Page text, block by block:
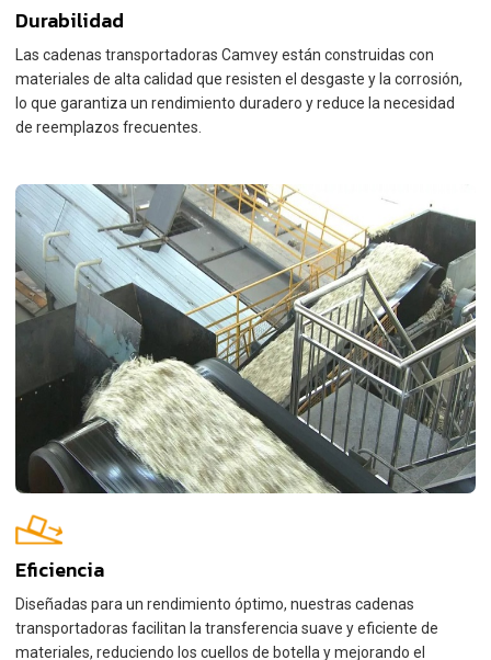
Durabilidad
Las cadenas transportadoras Camvey están construidas con
materiales de alta calidad que resisten el desgaste y la corrosión,
lo que garantiza un rendimiento duradero y reduce la necesidad
de reemplazos frecuentes.
Eficiencia
Diseñadas para un rendimiento óptimo, nuestras cadenas
transportadoras facilitan la transferencia suave y eficiente de
materiales, reduciendo los cuellos de botella y mejorando el